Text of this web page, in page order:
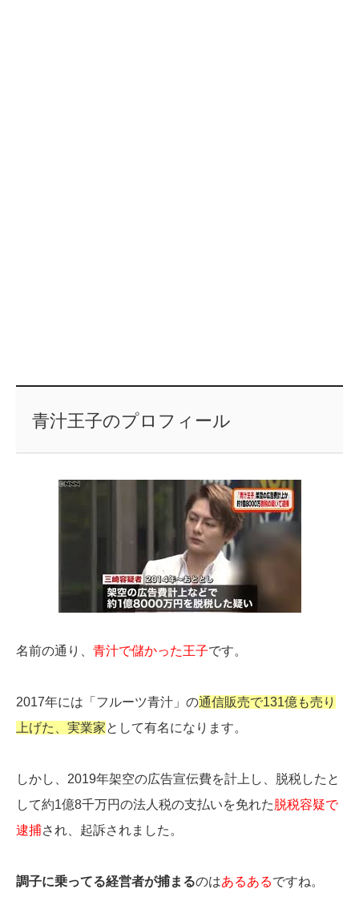
青汁王子のプロフィール
名前の通り、 青汁で儲かった王子です。
2017年には「フルーツ青汁」の通信販売で131億も売り
上げた、実業家として有名になります。
しかし、2019年架空の広告宣伝費を計上し、脱税したと
して約1億8千万円の法人税の支払いを免れた脱税容疑で
逮捕され、起訴されました。
調子に乗ってる経営者が捕まるのはあるあるですね。